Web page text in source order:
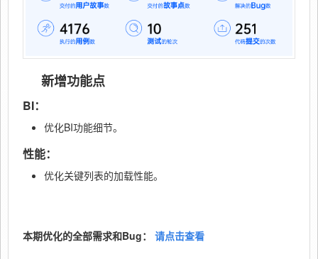
新增功能点
BI：
优化BI功能细节。
性能：
优化关键列表的加载性能。
本期优化的全部需求和Bug： 请点击查看